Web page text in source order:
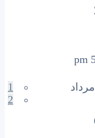
1
2
» یک شنبه 5 مرداد